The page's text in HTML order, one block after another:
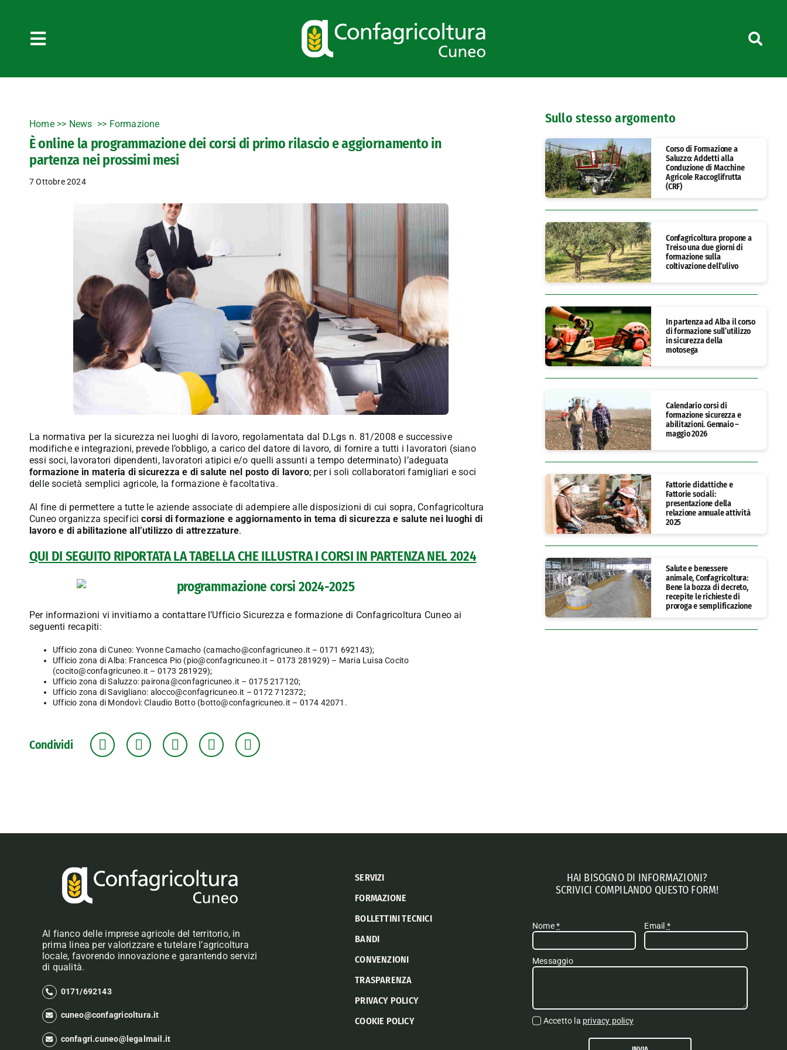
Toggle
Home>> News Formazione
È online la programmazione dei corsi di primo rilascio e aggiornamento in
partenza nei prossimi mesi
7 Ottobre 2024
La normativa per la sicurezza nei luoghi di lavoro, regolamentata dal D.Lgs n. 81/2008 e successive
modifiche e integrazioni, prevede l’obbligo, a carico del datore di lavoro, di fornire a tutti i lavoratori (siano
essi soci, lavoratori dipendenti, lavoratori atipici e/o quelli assunti a tempo determinato) l’adeguata
formazione in materia di sicurezza e di salute nel posto di lavoro; per i soli collaboratori famigliari e soci
delle società semplici agricole, la formazione è facoltativa.
Al fine di permettere a tutte le aziende associate di adempiere alle disposizioni di cui sopra, Confagricoltura
Cuneo organizza specificicorsi di formazione e aggiornamento in tema di sicurezza e salute nei luoghi di
lavoro e di abilitazione all’utilizzo di attrezzature.
QUI DI SEGUITO RIPORTATA LA TABELLA CHE ILLUSTRA I CORSI IN PARTENZA NEL 2024
Per informazioni vi invitiamo a contattare l’Ufficio Sicurezza e formazione di Confagricoltura Cuneo ai
seguenti recapiti:
Ufficio zona di Cuneo: Yvonne Camacho (camacho@confagricuneo.it – 0171 692143);
Ufficio zona di Alba: Francesca Pio (pio@confagricuneo.it – 0173 281929) – Maria Luisa Cocito
(cocito@confagricuneo.it – 0173 281929);
Ufficio zona di Saluzzo: pairona@confagricuneo.it – 0175 217120;
Ufficio zona di Savigliano: alocco@confagricuneo.it – 0172 712372;
Ufficio zona di Mondovì: Claudio Botto (botto@confagricuneo.it – 0174 42071.
Condividi
Sullo stesso argomento
Corso di Formazione a
Saluzzo: Addetti alla
Conduzione di Macchine
Agricole Raccoglifrutta
(CRF)
Confagricoltura propone a
Treiso una due giorni di
formazione sulla
coltivazione dell’ulivo
In partenza ad Alba il corso
di formazione sull’utilizzo
in sicurezza della
motosega
Calendario corsi di
formazione sicurezza e
abilitazioni. Gennaio –
maggio 2026
Fattorie didattiche e
Fattorie sociali:
presentazione della
relazione annuale attività
2025
Salute e benessere
animale, Confagricoltura:
Bene la bozza di decreto,
recepite le richieste di
proroga e semplificazione
Al fianco delle imprese agricole del territorio, in
prima linea per valorizzare e tutelare l’agricoltura
locale, favorendo innovazione e garantendo servizi
di qualità.
0171/692143
cuneo@confagricoltura.it
confagri.cuneo@legalmail.it
SERVIZI
FORMAZIONE
BOLLETTINI TECNICI
BANDI
CONVENZIONI
TRASPARENZA
PRIVACY POLICY
COOKIE POLICY
HAI BISOGNO DI INFORMAZIONI?
SCRIVICI COMPILANDO QUESTO FORM!
Nome* Email *
Messaggio
Accetto la privacy policy